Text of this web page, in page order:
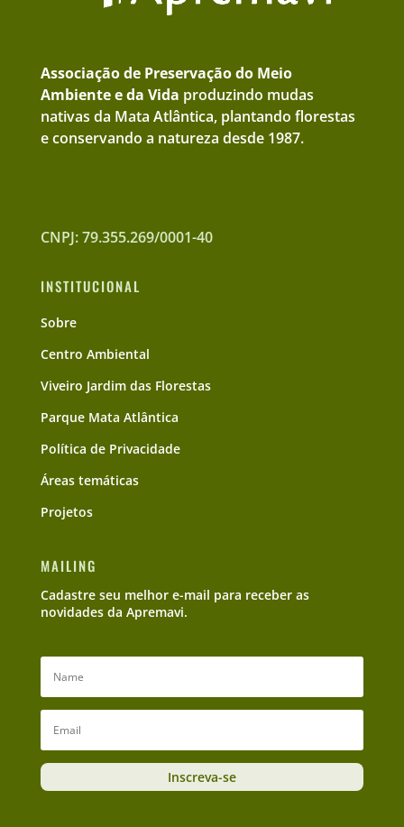
Associação de Preservação do Meio
Ambiente e da Vida produzindo mudas
nativas da Mata Atlântica, plantando florestas
e conservando a natureza desde 1987.
CNPJ: 79.355.269/0001-40
INSTITUCIONAL
Sobre
Centro Ambiental
Viveiro Jardim das Florestas
Parque Mata Atlântica
Política de Privacidade
Áreas temáticas
Projetos
MAILING
Cadastre seu melhor e-mail para receber as
novidades da Apremavi.
Inscreva-se